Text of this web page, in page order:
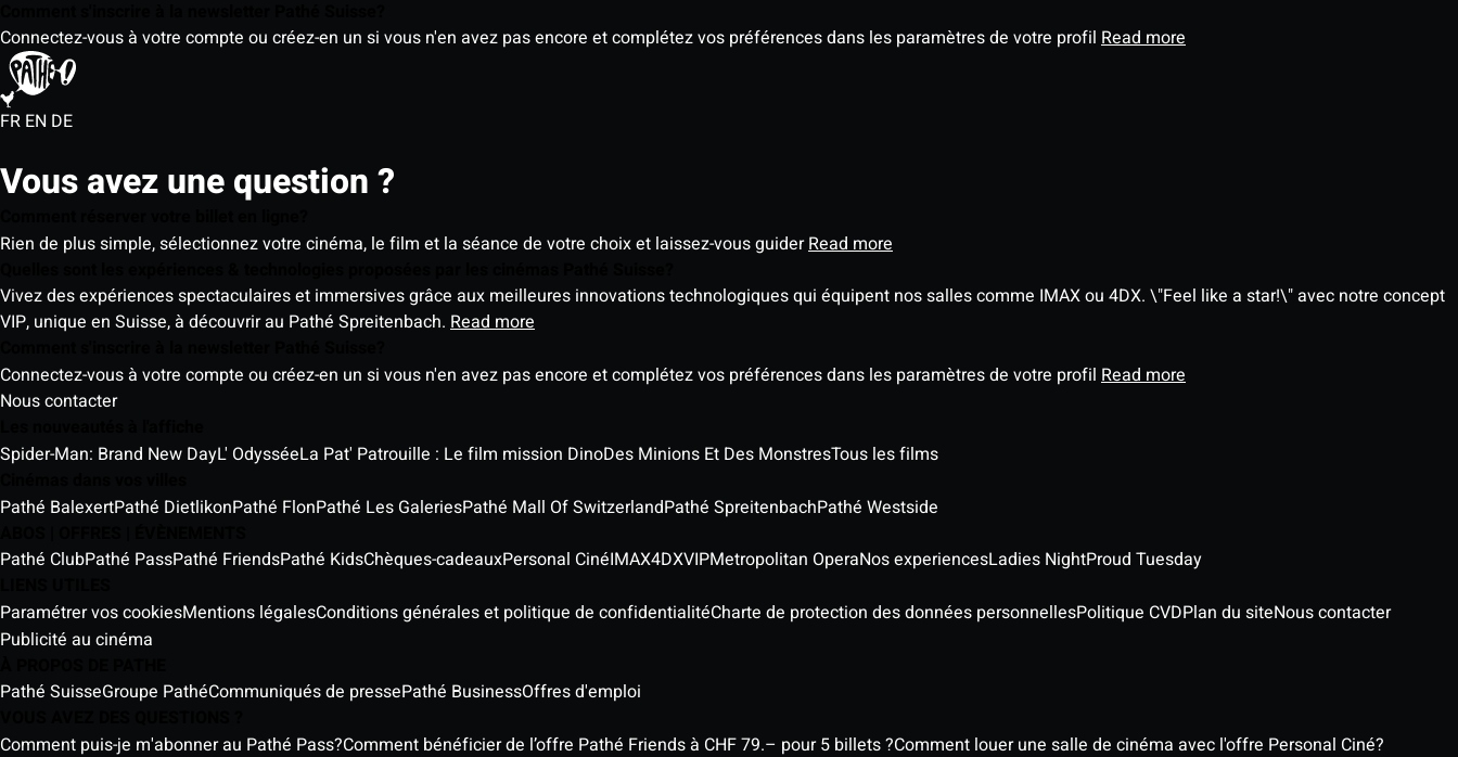
Connectez-vous à votre compte ou créez-en un si vous n'en avez pas encore et complétez vos préférences dans les paramètres de votre profil Read more
FR EN DE
Vous avez une question ?
Rien de plus simple, sélectionnez votre cinéma, le film et la séance de votre choix et laissez-vous guiderRead more
Vivez des expériences spectaculaires et immersives grâce aux meilleures innovations technologiques qui équipent nos salles comme IMAX ou 4DX. \"Feel like a star!\" avec notre concept
VIP, unique en Suisse, à découvrir au Pathé Spreitenbach. Read more
Connectez-vous à votre compte ou créez-en un si vous n'en avez pas encore et complétez vos préférences dans les paramètres de votre profil Read more
Nous contacter
Spider-Man: Brand New DayL' OdysséeLa Pat' Patrouille : Le film mission DinoDes Minions Et Des MonstresTous les films
Pathé BalexertPathé DietlikonPathé FlonPathé Les GaleriesPathé Mall Of SwitzerlandPathé SpreitenbachPathé Westside
Pathé ClubPathé PassPathé FriendsPathé KidsChèques-cadeauxPersonal CinéIMAX4DXVIPMetropolitan OperaNos experiencesLadies NightProud Tuesday
Paramétrer vos cookiesMentions légalesConditions générales et politique de confidentialitéCharte de protection des données personnellesPolitique CVDPlan du siteNous contacter
Publicité au cinéma
Pathé SuisseGroupe PathéCommuniqués de pressePathé BusinessOffres d'emploi
Comment puis-je m'abonner au Pathé Pass?Comment bénéficier de l’offre Pathé Friends à CHF 79.– pour 5 billets ?Comment louer une salle de cinéma avec l'offre Personal Ciné?